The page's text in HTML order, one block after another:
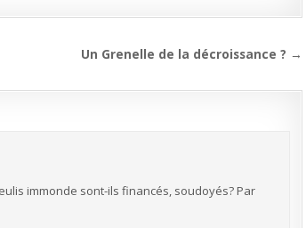
Un Grenelle de la décroissance ? →
immonde sont-ils financés, soudoyés? Par